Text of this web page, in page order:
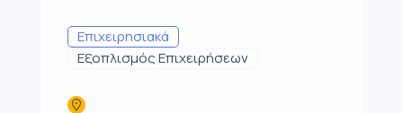
Επιχειρησιακά
Εξοπλισμός Επιχειρήσεων